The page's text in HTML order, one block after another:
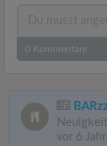
0 Kommentare
vor 6